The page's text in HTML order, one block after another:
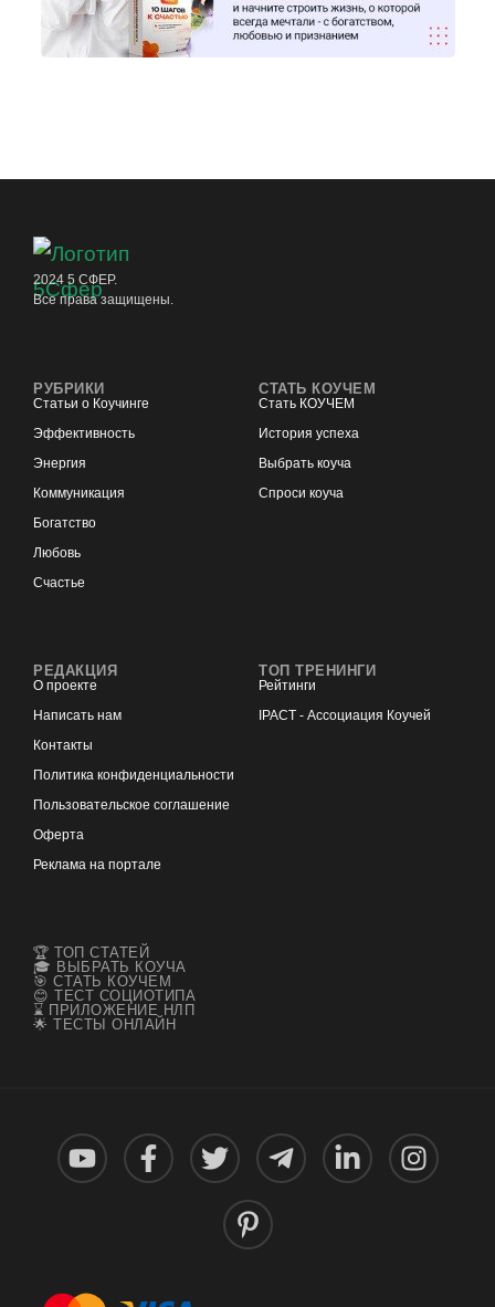
2024 5 СФЕР.
Все права защищены.
РУБРИКИ
Статьи о Коучинге
Эффективность
Энергия
Коммуникация
Богатство
Любовь
Счастье
СТАТЬ КОУЧЕМ
Стать КОУЧЕМ
История успеха
Выбрать коуча
Спроси коуча
РЕДАКЦИЯ
О проекте
Написать нам
Контакты
Политика конфиденциальности
Пользовательское соглашение
Оферта
Реклама на портале
ТОП ТРЕНИНГИ
Рейтинги
IPACT - Ассоциация Коучей
🏆 ТОП СТАТЕЙ
🎓 ВЫБРАТЬ КОУЧА
🎯 СТАТЬ КОУЧЕМ
😊 ТЕСТ СОЦИОТИПА
⌛ ПРИЛОЖЕНИЕ НЛП
🌟 ТЕСТЫ ОНЛАЙН